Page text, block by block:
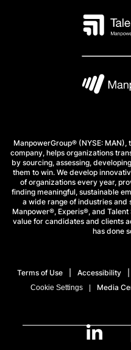
ManpowerGroup® (NYSE:
company, helps organizations
by sourcing, assessing,
them to win. We develop
of organizations every year,
finding meaningful, sustainable
a wide range of industries and
Manpower®, Experis®, and
value for candidates and clients
has done
Terms of Use Accessibility
Cookie Settings Media